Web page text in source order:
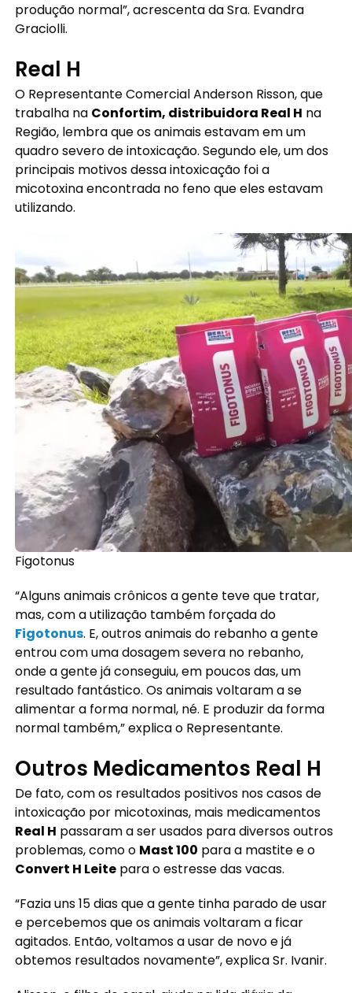
produção normal”, acrescenta da Sra. Evandra
Graciolli.
Real H
O Representante Comercial Anderson Risson, que
trabalha na Confortim, distribuidora Real H na
Região, lembra que os animais estavam em um
quadro severo de intoxicação. Segundo ele, um dos
principais motivos dessa intoxicação foi a
micotoxina encontrada no feno que eles estavam
utilizando.
Figotonus
“Alguns animais crônicos a gente teve que tratar,
mas, com a utilização também forçada do
Figotonus. E, outros animais do rebanho a gente
entrou com uma dosagem severa no rebanho,
onde a gente já conseguiu, em poucos das, um
resultado fantástico. Os animais voltaram a se
alimentar a forma normal, né. E produzir da forma
normal também,” explica o Representante.
Outros Medicamentos Real H
De fato, com os resultados positivos nos casos de
intoxicação por micotoxinas, mais medicamentos
Real H passaram a ser usados para diversos outros
problemas, como o Mast 100 para a mastite e o
Convert H Leite para o estresse das vacas.
“Fazia uns 15 dias que a gente tinha parado de usar
e percebemos que os animais voltaram a ficar
agitados. Então, voltamos a usar de novo e já
obtemos resultados novamente”, explica Sr. Ivanir.